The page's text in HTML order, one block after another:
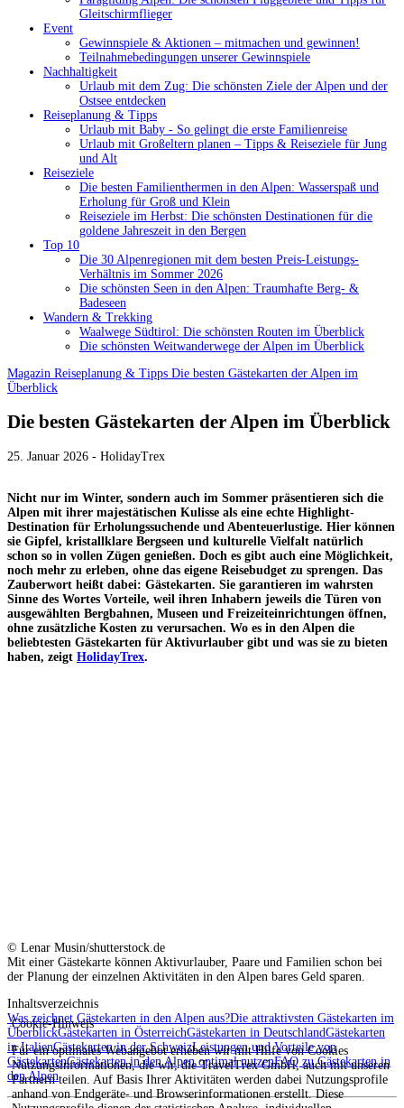
Cookie-Hinweis
Für ein optimales Webangebot erheben wir mit Hilfe von Cookies
Nutzungsinformationen, die wir, die TravelTrex GmbH, auch mit unseren
Partnern teilen. Auf Basis Ihrer Aktivitäten werden dabei Nutzungsprofile
anhand von Endgeräte- und Browserinformationen erstellt. Diese
Gleitschirmflieger
Event
Gewinnspiele & Aktionen – mitmachen und gewinnen!
Teilnahmebedingungen unserer Gewinnspiele
Nachhaltigkeit
Urlaub mit dem Zug: Die schönsten Ziele der Alpen und der
Ostsee entdecken
Reiseplanung & Tipps
Urlaub mit Baby - So gelingt die erste Familienreise
Urlaub mit Großeltern planen – Tipps & Reiseziele für Jung
und Alt
Reiseziele
Die besten Familienthermen in den Alpen: Wasserspaß und
Erholung für Groß und Klein
Reiseziele im Herbst: Die schönsten Destinationen für die
goldene Jahreszeit in den Bergen
Top 10
Die 30 Alpenregionen mit dem besten Preis-Leistungs-
Verhältnis im Sommer 2026
Die schönsten Seen in den Alpen: Traumhafte Berg- &
Badeseen
Wandern & Trekking
Waalwege Südtirol: Die schönsten Routen im Überblick
Die schönsten Weitwanderwege der Alpen im Überblick
Magazin Reiseplanung & Tipps Die besten Gästekarten der Alpen im
Überblick
Die besten Gästekarten der Alpen im Überblick
25. Januar 2026 - HolidayTrex
Nicht nur im Winter, sondern auch im Sommer präsentieren sich die
Alpen mit ihrer majestätischen Kulisse als eine echte Highlight-
Destination für Erholungssuchende und Abenteuerlustige. Hier können
sie Gipfel, kristallklare Bergseen und kulturelle Vielfalt natürlich
schon so in vollen Zügen genießen. Doch es gibt auch eine Möglichkeit,
noch mehr zu erleben, ohne das eigene Reisebudget zu sprengen. Das
Zauberwort heißt dabei: Gästekarten. Sie garantieren im wahrsten
Sinne des Wortes Vorteile, weil ihren Inhabern jeweils die Türen von
ausgewählten Bergbahnen, Museen und Freizeiteinrichtungen öffnen,
ohne zusätzliche Kosten zu verursachen. Wo es in den Alpen die
beliebtesten Gästekarten für Aktivurlauber gibt und was sie zu bieten
haben, zeigt HolidayTrex.
© Lenar Musin/shutterstock.de
Mit einer Gästekarte können Aktivurlauber, Paare und Familien schon bei
der Planung der einzelnen Aktivitäten in den Alpen bares Geld sparen.
Inhaltsverzeichnis
Was zeichnet Gästekarten in den Alpen aus?Die attraktivsten Gästekarten im
ÜberblickGästekarten in ÖsterreichGästekarten in DeutschlandGästekarten
in ItalienGästekarten in der SchweizLeistungen und Vorteile von
GästekartenGästekarten in den Alpen optimal nutzenFAQ zu Gästekarten in
den Alpen